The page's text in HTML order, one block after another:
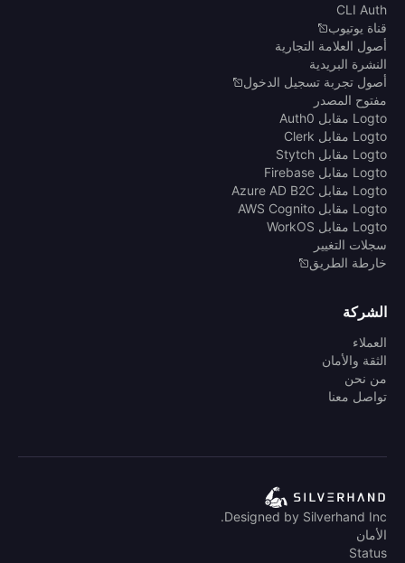
CLI Auth
قناة يوتيوب
أصول العلامة التجارية
النشرة البريدية
أصول تجربة تسجيل الدخول
مفتوح المصدر
Logto مقابل Auth0
Logto مقابل Clerk
Logto مقابل Stytch
Logto مقابل Firebase
Logto مقابل Azure AD B2C
Logto مقابل AWS Cognito
Logto مقابل WorkOS
سجلات التغيير
خارطة الطريق
الشركة
العملاء
الثقة والأمان
من نحن
تواصل معنا
Designed by Silverhand Inc.
الأمان
Status